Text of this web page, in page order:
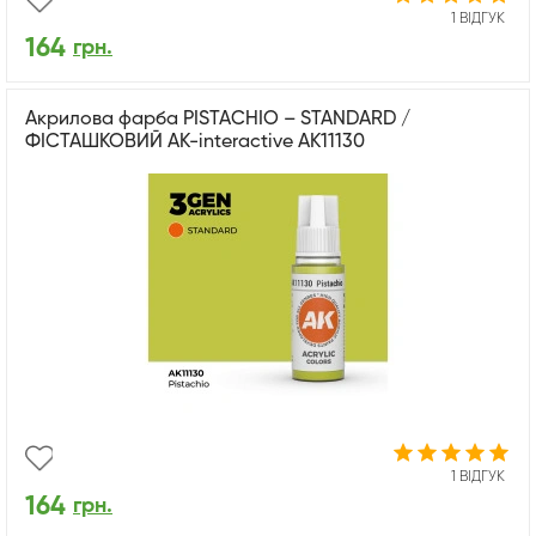
1 ВІДГУК
164 грн.
Акрилова фарба PISTACHIO – STANDARD /
ФІСТАШКОВИЙ AK-interactive AK11130
1 ВІДГУК
164 грн.